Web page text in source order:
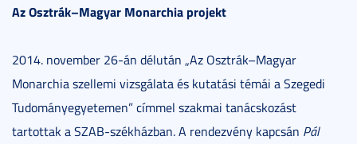
Az Osztrák–Magyar Monarchia projekt
2014. november 26-án délután „Az Osztrák–Magyar
Monarchia szellemi vizsgálata és kutatási témái a Szegedi
Tudományegyetemen” címmel szakmai tanácskozást
tartottak a SZAB-székházban. A rendezvény kapcsán Pál